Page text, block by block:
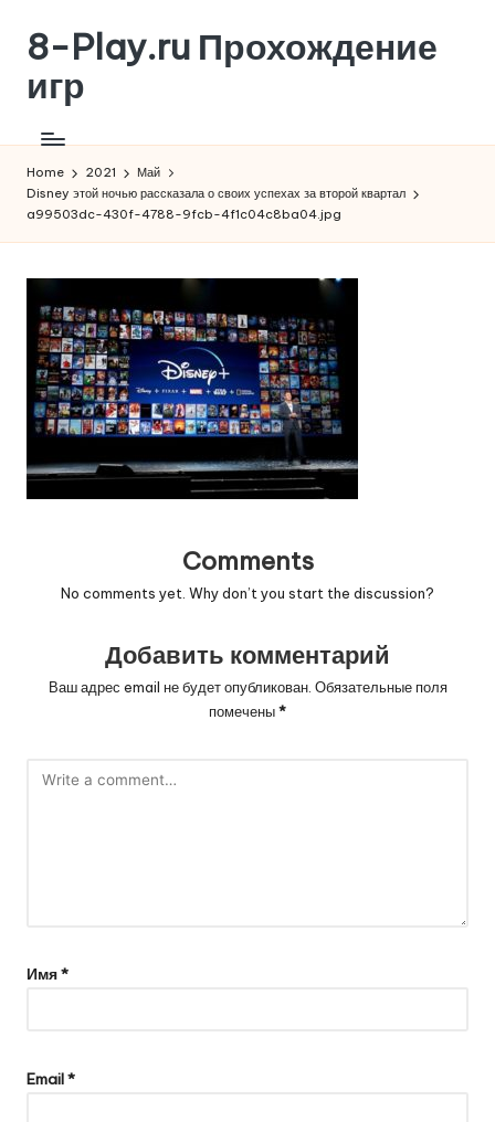
Skip
content
8-Play.ru Прохождение
игр
Home 2021
Май
Disney этой ночью рассказала о своих успехах за второй квартал
a99503dc-430f-4788-9fcb-4f1c04c8ba04.jpg
Comments
No comments yet. Why don’t you start the discussion?
Добавить комментарий
Ваш адрес email не будет опубликован. Обязательные поля
помечены*
Имя*
Email*